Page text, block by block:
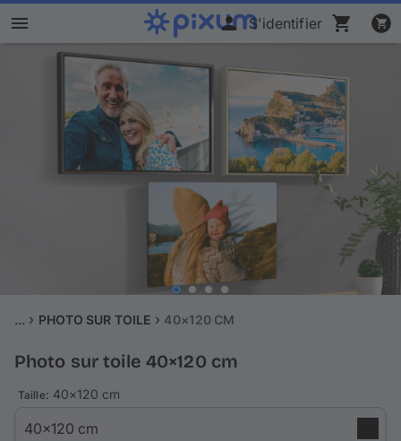
S'identifier
Livre photo Pixum
Déco murale
Tirages photo
Coque
Cartes
Photo sur toile 40×120 cm
Taille: 40×120 cm
... PHOTO SUR TOILE 40×120 CM